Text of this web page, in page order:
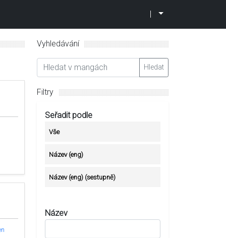
Vyhledávání
Hledat
Filtry
Seřadit podle
Vše
Název (eng)
Název (eng) (sestupně)
Název